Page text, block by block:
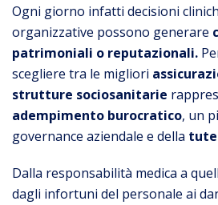
Ogni giorno infatti decisioni
organizzative possono generare
patrimoniali o reputazionali.
scegliere tra le migliori
strutture sociosanitarie
adempimento burocratico, un
governance aziendale e della
Dalla responsabilità medica a
dagli infortuni del personale ai